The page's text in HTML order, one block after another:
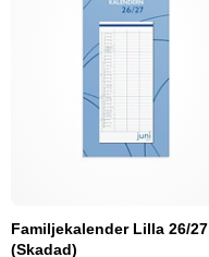
Familjekalender Lilla 26/27
(Skadad)